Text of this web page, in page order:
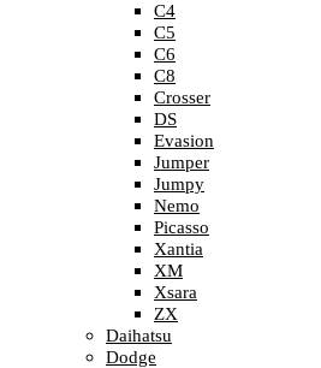
C4
C5
C6
C8
Crosser
DS
Evasion
Jumper
Jumpy
Nemo
Picasso
Xantia
XM
Xsara
ZX
Daihatsu
Dodge